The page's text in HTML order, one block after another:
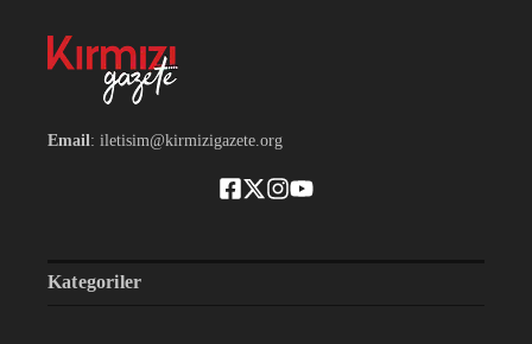
Email: iletisim@kirmizigazete.org
Kategoriler